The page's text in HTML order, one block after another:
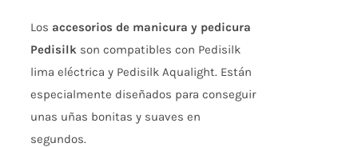
Los accesorios de manicura y pedicura
Pedisilkson compatibles con Pedisilk
lima eléctrica y Pedisilk Aqualight. Están
especialmente diseñados para conseguir
unas uñas bonitas y suaves en
segundos.